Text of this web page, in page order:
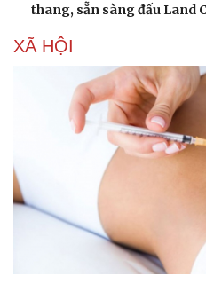
thang, sẵn sàng đấu Land
XÃ HỘI